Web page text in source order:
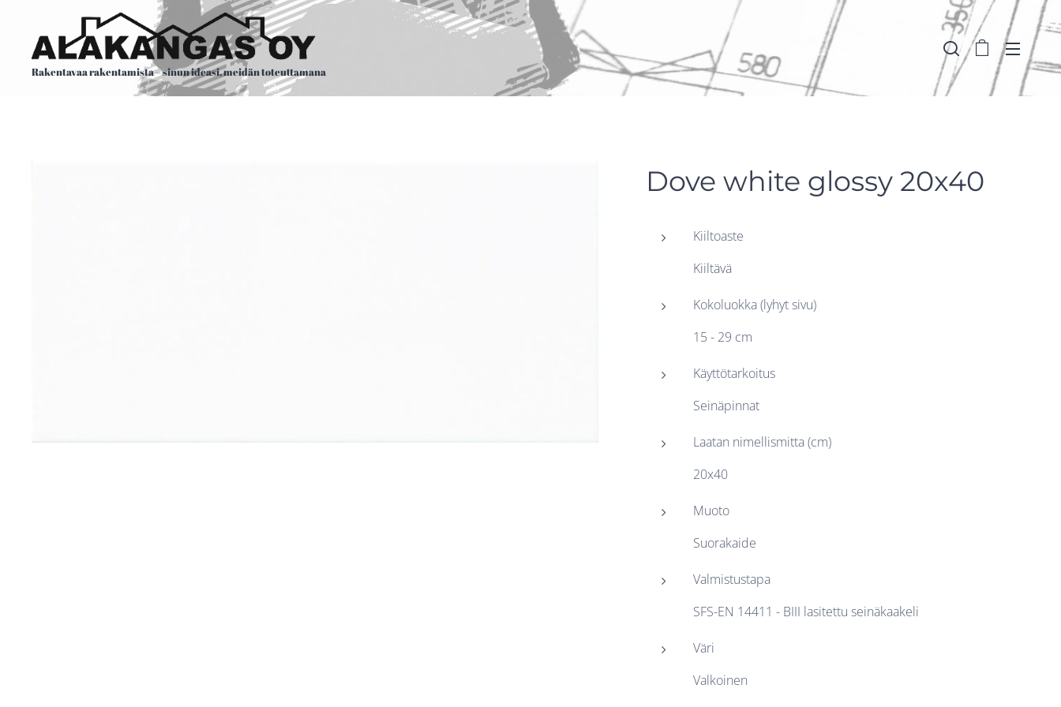
Rakentavaa rakentamista – sinun ideasi, meidän toteuttamana
Dove white glossy 20x40
Kiiltoaste
Kiiltävä
Kokoluokka (lyhyt sivu)
15 - 29 cm
Käyttötarkoitus
Seinäpinnat
Laatan nimellismitta (cm)
20x40
Muoto
Suorakaide
Valmistustapa
SFS-EN 14411 - BIII lasitettu seinäkaakeli
Väri
Valkoinen